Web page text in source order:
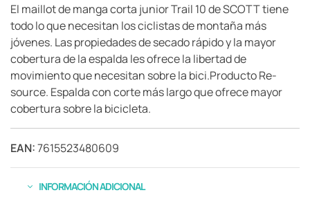
El maillot de manga corta junior Trail 10 de SCOTT tiene
todo lo que necesitan los ciclistas de montaña más
jóvenes. Las propiedades de secado rápido y la mayor
cobertura de la espalda les ofrece la libertad de
movimiento que necesitan sobre la bici.Producto Re-
source. Espalda con corte más largo que ofrece mayor
cobertura sobre la bicicleta.
EAN:7615523480609
INFORMACIÓN ADICIONAL